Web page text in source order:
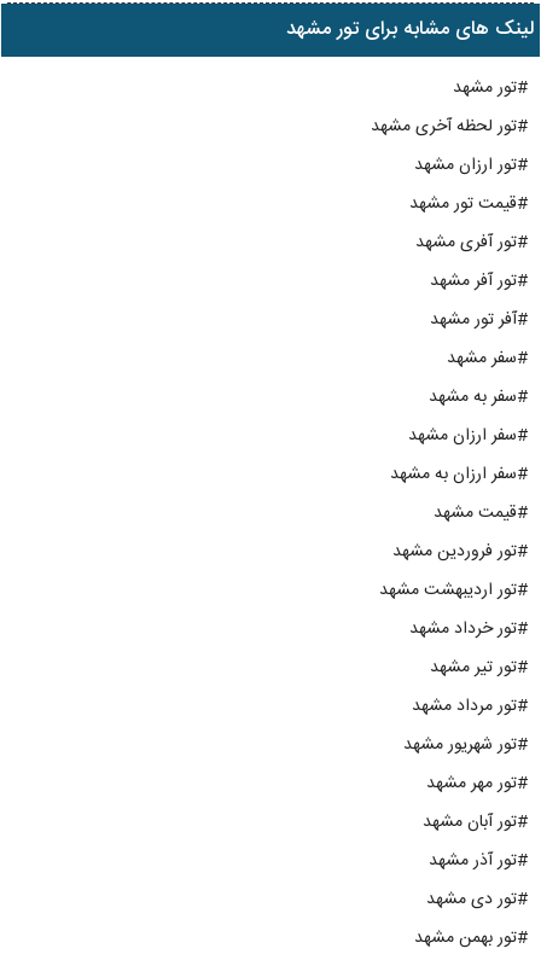
لینک های مشابه برای تور مشهد
#تور مشهد
#تور لحظه آخری مشهد
#تور ارزان مشهد
#قیمت تور مشهد
#تور آفری مشهد
#تور آفر مشهد
#آفر تور مشهد
#سفر مشهد
#سفر به مشهد
#سفر ارزان مشهد
#سفر ارزان به مشهد
#قیمت مشهد
#تور فروردین مشهد
#تور اردیبهشت مشهد
#تور خرداد مشهد
#تور تیر مشهد
#تور مرداد مشهد
#تور شهریور مشهد
#تور مهر مشهد
#تور آبان مشهد
#تور آذر مشهد
#تور دی مشهد
#تور بهمن مشهد